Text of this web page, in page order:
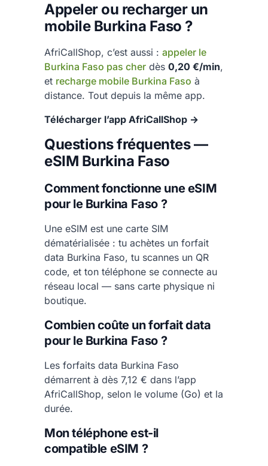
Appeler ou recharger un
mobile Burkina Faso ?
AfriCallShop, c’est aussi : appeler le
Burkina Faso pas cher dès 0,20 €/min,
et recharge mobile Burkina Faso à
distance. Tout depuis la même app.
Télécharger l’app AfriCallShop →
Questions fréquentes —
eSIM Burkina Faso
Comment fonctionne une eSIM
pour le Burkina Faso ?
Une eSIM est une carte SIM
dématérialisée : tu achètes un forfait
data Burkina Faso, tu scannes un QR
code, et ton téléphone se connecte au
réseau local — sans carte physique ni
boutique.
Combien coûte un forfait data
pour le Burkina Faso ?
Les forfaits data Burkina Faso
démarrent à dès 7,12 € dans l’app
AfriCallShop, selon le volume (Go) et la
durée.
Mon téléphone est-il
compatible eSIM ?